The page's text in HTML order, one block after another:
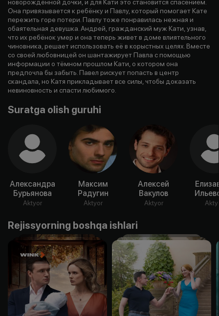
новорождённой дочки, и для Кати это становится спасением.
Она привязывается к ребёнку и Павлу, который помогает Кате
пережить горе потери. Павлу тоже понравилась нежная и
обаятельная девушка. Андрей, гражданский муж Кати, узнав,
что их ребёнок умер и она теперь живет в доме влиятельного
чиновника, решает использовать её в корыстных целях. Вместе
со своей любовницей он шантажирует Павла с помощью
информации о тёмном прошлом Кати, о котором она
предпочла бы забыть. Павел рискует попасть в центр
скандала, но Катя прикладывает все силы, чтобы доказать
невиновность и спасти любимого.
Suratga olish guruhi
Александра
Бурьянова
Aktyor
Максим
Радугин
Aktyor
Алексей
Вакулов
Aktyor
Rejissyorning boshqa ishlari